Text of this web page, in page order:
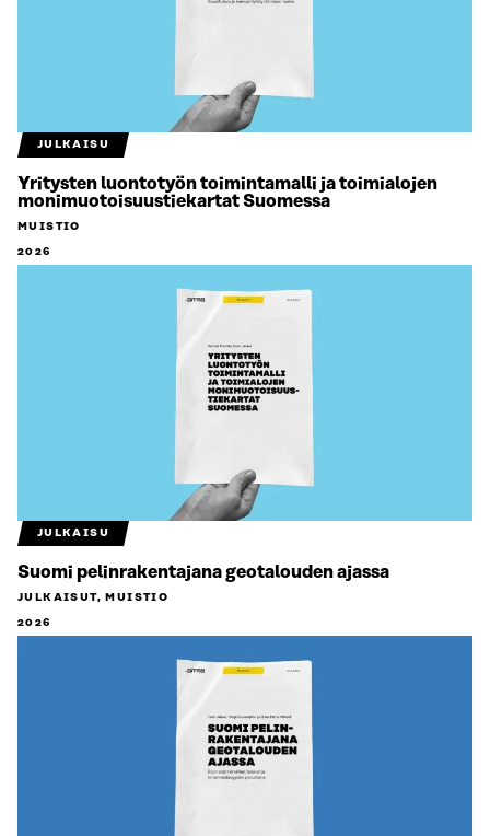
JULKAISU
Yritysten luontotyön toimintamalli ja toimialojen
monimuotoisuustiekartat Suomessa
MUISTIO
2026
JULKAISU
Suomi pelinrakentajana geotalouden ajassa
JULKAISUT, MUISTIO
2026